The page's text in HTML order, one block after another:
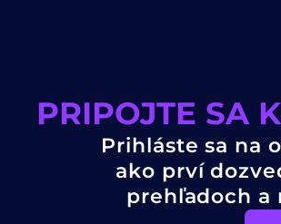
PRIPOJTE SA
Prihláste sa na
ako prví
prehľadoch a